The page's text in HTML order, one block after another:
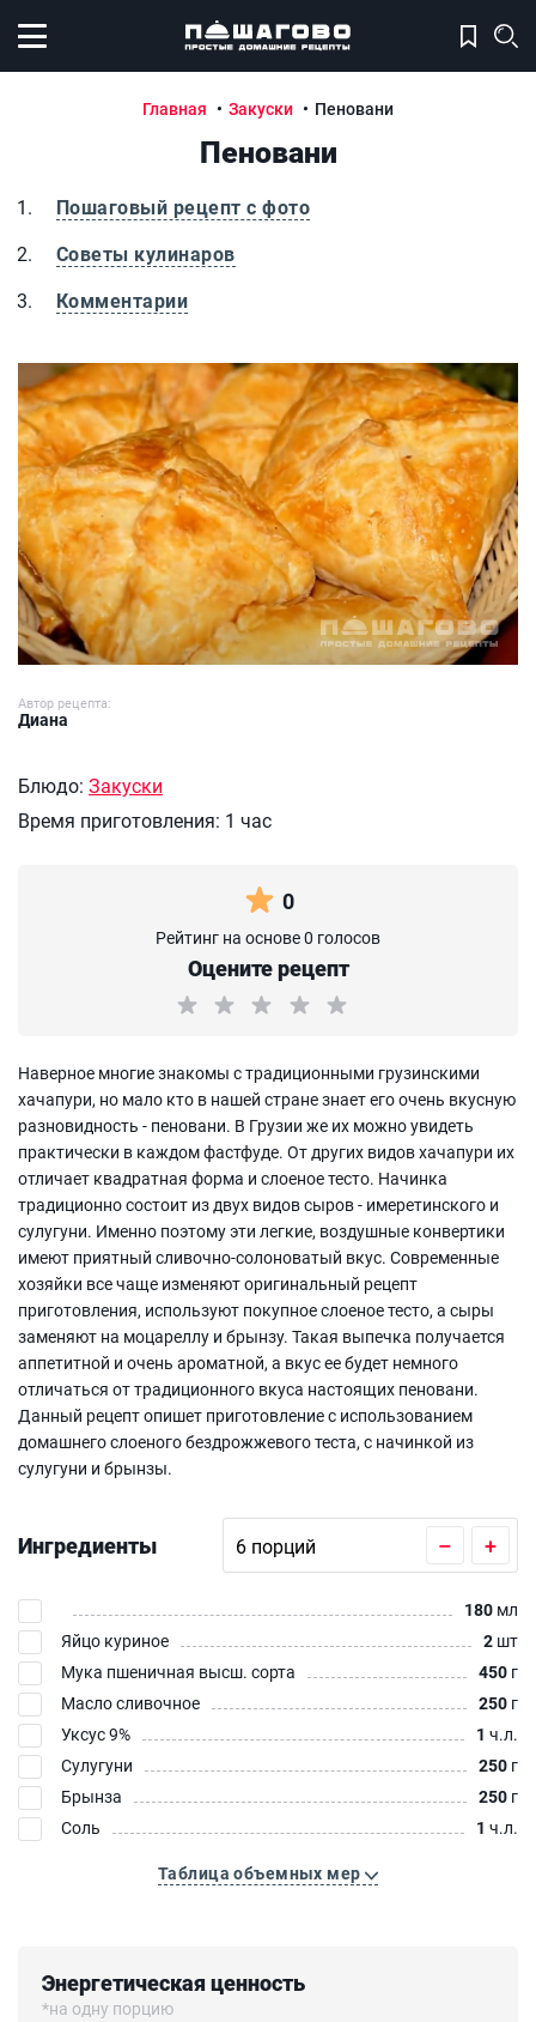
Открыть меню
Главная Закуски Пеновани
Пеновани
Пошаговый рецепт с фото
Советы кулинаров
Комментарии
Пеновани
Автор рецепта:
Диана
Блюдо: Закуски
Время приготовления: 1 час
0
Рейтинг на основе 0 голосов
Оцените рецепт
Наверное многие знакомы с традиционными грузинскими
хачапури, но мало кто в нашей стране знает его очень вкусную
разновидность - пеновани. В Грузии же их можно увидеть
практически в каждом фастфуде. От других видов хачапури их
отличает квадратная форма и слоеное тесто. Начинка
традиционно состоит из двух видов сыров - имеретинского и
сулугуни. Именно поэтому эти легкие, воздушные конвертики
имеют приятный сливочно-солоноватый вкус. Современные
хозяйки все чаще изменяют оригинальный рецепт
приготовления, используют покупное слоеное тесто, а сыры
заменяют на моцареллу и брынзу. Такая выпечка получается
аппетитной и очень ароматной, а вкус ее будет немного
отличаться от традиционного вкуса настоящих пеновани.
Данный рецепт опишет приготовление с использованием
домашнего слоеного бездрожжевого теста, с начинкой из
сулугуни и брынзы.
Ингредиенты – +
180 мл
Яйцо куриное
2 шт
Мука пшеничная высш. сорта
450 г
Масло сливочное
250 г
Уксус 9%
1 ч.л.
Сулугуни
250 г
Брынза
250 г
Соль
1 ч.л.
Таблица объемных мер
Энергетическая ценность
*на одну порцию